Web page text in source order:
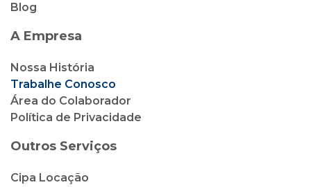
Blog
A Empresa
Nossa História
Trabalhe Conosco
Área do Colaborador
Política de Privacidade
Outros Serviços
Cipa Locação